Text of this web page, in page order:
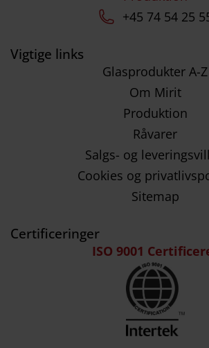
+45 74 54 25
Vigtige links
Glasprodukter A-Z
Om Mirit
Produktion
Råvarer
Salgs- og
Cookies og
Sitemap
Certificeringer
ISO 9001